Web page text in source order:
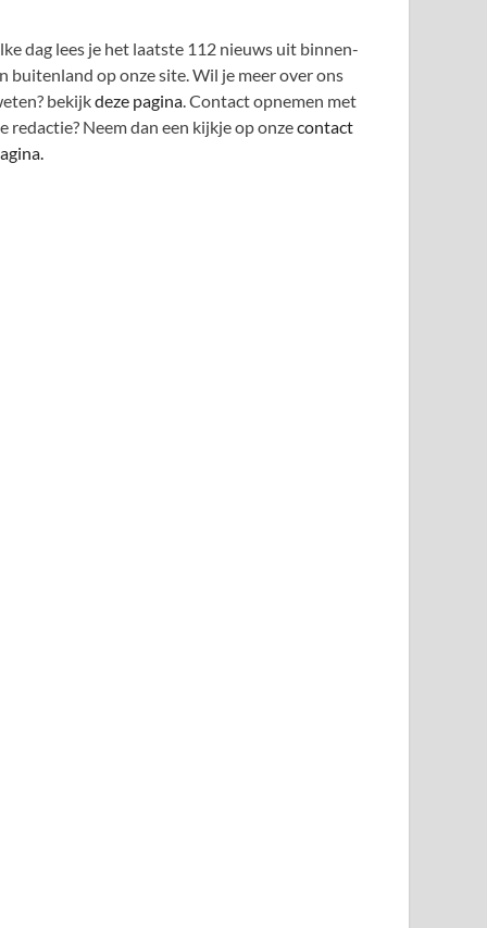
dag lees je het laatste 112 nieuws uit binnen-
buitenland op onze site. Wil je meer over ons
bekijkdeze pagina. Contact opnemen met
redactie? Neem dan een kijkje op onzecontact